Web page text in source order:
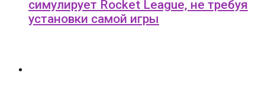
симулирует Rocket League, не требуя
установки самой игры